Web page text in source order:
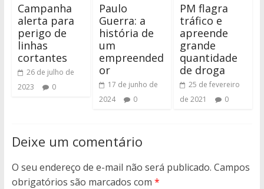
Campanha
alerta para
perigo de
linhas
cortantes
26 de julho de
2023
0
Paulo
Guerra: a
história de
um
empreended
or
17 de junho de
2024
0
PM flagra
tráfico e
apreende
grande
quantidade
de droga
25 de fevereiro
de 2021
0
Deixe um comentário
O seu endereço de e-mail não será publicado. Campos
obrigatórios são marcados com *